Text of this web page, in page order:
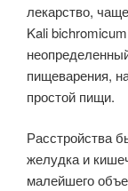
лекарство,
Kali
пищеварения,
простой пищи.
Расстройства
желудка и
малейшего